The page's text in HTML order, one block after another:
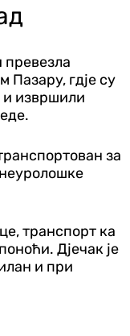
превезла
Пазару, гдје су
извршили
за
транспорт ка
Дјечак је
и при